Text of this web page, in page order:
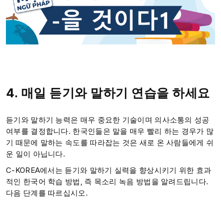
4. 매일 듣기와 말하기 연습을 하세요
듣기와 말하기 능력은 매우 중요한 기술이며 의사소통의 성공
여부를 결정합니다. 한국인들은 말을 매우 빨리 하는 경우가 많
기 때문에 말하는 속도를 따라잡는 것은 새로 온 사람들에게 쉬
운 일이 아닙니다.
C-KOREA에서는 듣기와 말하기 실력을 향상시키기 위한 효과
적인 한국어 학습 방법, 즉 목소리 녹음 방법을 알려드립니다.
다음 단계를 따르십시오.